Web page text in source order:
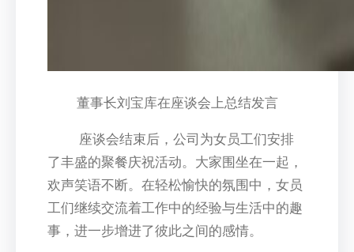
董事长刘宝库在座谈会上总结发言
座谈会结束后，公司为女员工们安排
了丰盛的聚餐庆祝活动。大家围坐在一起，
欢声笑语不断。在轻松愉快的氛围中，女员
工们继续交流着工作中的经验与生活中的趣
事，进一步增进了彼此之间的感情。